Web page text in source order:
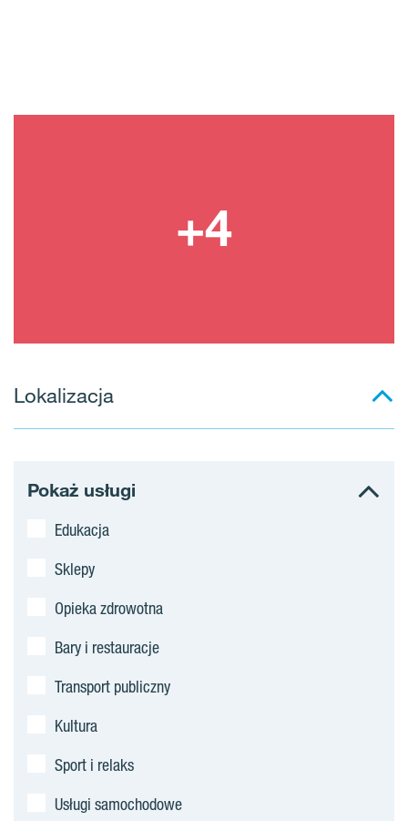
Lokalizacja
Pokaż usługi
Edukacja
Sklepy
Opieka zdrowotna
Bary i restauracje
Transport publiczny
Kultura
Sport i relaks
Usługi samochodowe